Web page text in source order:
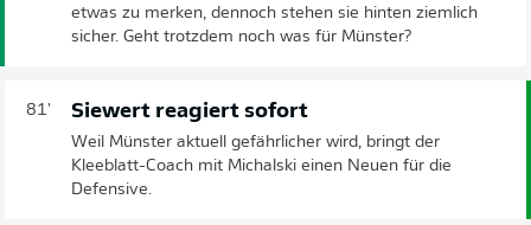
etwas zu merken, dennoch stehen sie hinten ziemlich
sicher. Geht trotzdem noch was für Münster?
81' Siewert reagiert sofort
Weil Münster aktuell gefährlicher wird, bringt der
Kleeblatt-Coach mit Michalski einen Neuen für die
Defensive.